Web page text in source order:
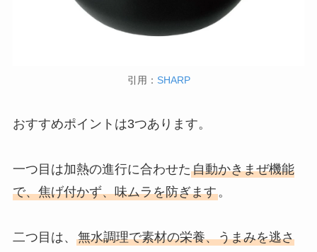
引用： SHARP
おすすめポイントは3つあります。
一つ目は加熱の進行に合わせた自動かきまぜ機能
で、焦げ付かず、味ムラを防ぎます。
二つ目は、 無水調理で素材の栄養、うまみを逃さ